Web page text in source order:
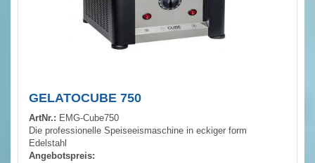
GELATOCUBE 750
ArtNr.: EMG-Cube750
Die professionelle Speiseeismaschine in eckiger form
Edelstahl
Angebotspreis: